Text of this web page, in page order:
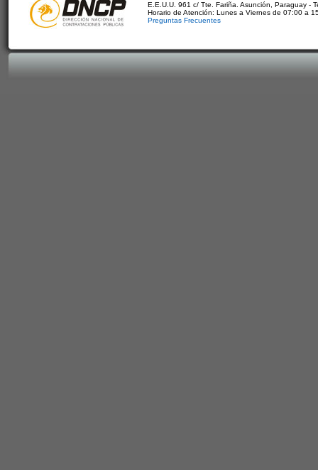
E.E.U.U. 961 c/ Tte. Fariña. Asunción, Paraguay -
Horario de Atención: Lunes a Viernes de 07:00 a
Preguntas Frecuentes